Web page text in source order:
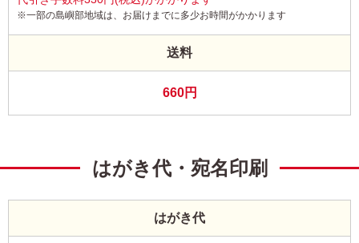
※一部の島嶼部地域は、お届けまでに多少お時間がかかります
送料
660円
はがき代・宛名印刷
はがき代